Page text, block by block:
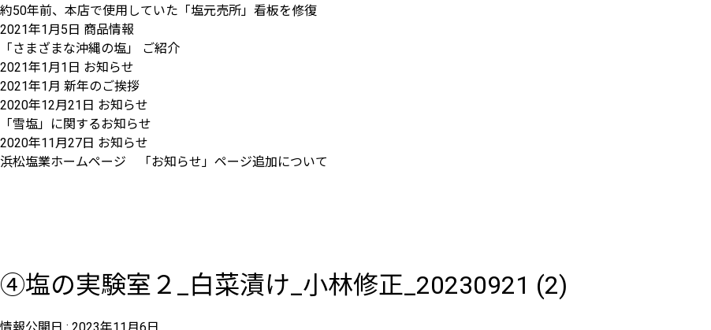
約50年前、本店で使用していた「塩元売所」看板を修復
2021年1月5日 商品情報
「さまざまな沖縄の塩」 ご紹介
2021年1月1日 お知らせ
2021年1月 新年のご挨拶
2020年12月21日 お知らせ
「雪塩」に関するお知らせ
2020年11月27日 お知らせ
浜松塩業ホームページ 「お知らせ」ページ追加について
④塩の実験室２_白菜漬け_小林修正_20230921 (2)